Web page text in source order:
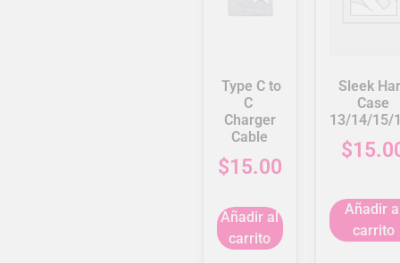
Type C to
C
Charger
Cable
$15.00
Añadir al
carrito
Sleek
Case
13/14/15/
$
Añadir
carrito